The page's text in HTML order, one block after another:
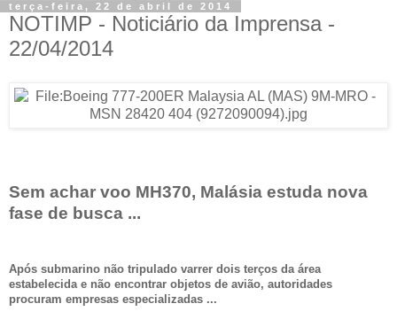
terça-feira, 22 de abril de 2014
NOTIMP - Noticiário da Imprensa -
22/04/2014
Sem achar voo MH370, Malásia estuda nova
fase de busca ...
Após submarino não tripulado varrer dois terços da área
estabelecida e não encontrar objetos de avião, autoridades
procuram empresas especializadas ...